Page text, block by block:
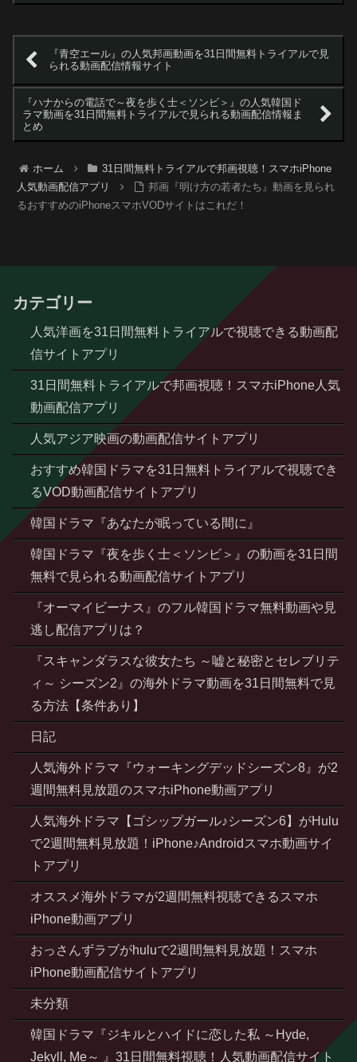
『青空エール』の人気邦画動画を31日間無料トライアルで見
られる動画配信情報サイト
『ハナからの電話で～夜を歩く士＜ソンビ＞』の人気韓国ド
ラマ動画を31日間無料トライアルで見られる動画配信情報ま
とめ
ホーム
31日間無料トライアルで邦画視聴！スマホiPhone
人気動画配信アプリ
邦画『明け方の若者たち』動画を見られ
るおすすめのiPhoneスマホVODサイトはこれだ！
カテゴリー
人気洋画を31日間無料トライアルで視聴できる動画配
信サイトアプリ
31日間無料トライアルで邦画視聴！スマホiPhone人気
動画配信アプリ
人気アジア映画の動画配信サイトアプリ
おすすめ韓国ドラマを31日無料トライアルで視聴でき
るVOD動画配信サイトアプリ
韓国ドラマ『あなたが眠っている間に』
韓国ドラマ『夜を歩く士＜ソンビ＞』の動画を31日間
無料で見られる動画配信サイトアプリ
『オーマイビーナス』のフル韓国ドラマ無料動画や見
逃し配信アプリは？
『スキャンダラスな彼女たち ～嘘と秘密とセレブリテ
ィ～ シーズン2』の海外ドラマ動画を31日間無料で見
る方法【条件あり】
日記
人気海外ドラマ『ウォーキングデッドシーズン8』が2
週間無料見放題のスマホiPhone動画アプリ
人気海外ドラマ【ゴシップガール♪シーズン6】がHulu
で2週間無料見放題！iPhone♪Androidスマホ動画サイ
トアプリ
オススメ海外ドラマが2週間無料視聴できるスマホ
iPhone動画アプリ
おっさんずラブがhuluで2週間無料見放題！スマホ
iPhone動画配信サイトアプリ
未分類
韓国ドラマ『ジキルとハイドに恋した私 ～Hyde,
Jekyll, Me～ 』31日間無料視聴！人気動画配信サイト